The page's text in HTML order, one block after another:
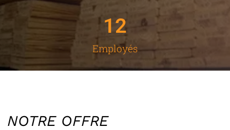
Employés
12
NOTRE OFFRE